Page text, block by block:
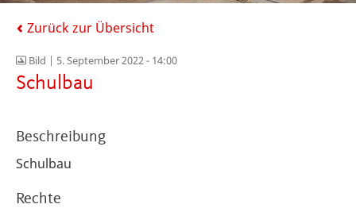
Zurück zur Übersicht
Bild | 5. September 2022 - 14:00
Schulbau
Beschreibung
Schulbau
Rechte